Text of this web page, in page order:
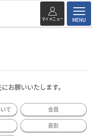
マイメニュー MENU
お願いいたします。
て 会員
表彰